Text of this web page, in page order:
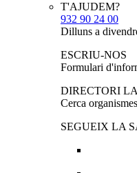
T'AJUDEM?
932 90 24 00
Dilluns a
ESCRIU-NOS
Formulari
DIRECTORI
Cerca
SEGUEIX LA